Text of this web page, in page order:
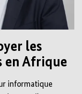
les
en Afrique
informatique